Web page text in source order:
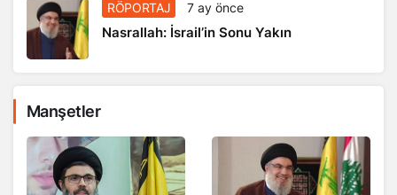
RÖPORTAJ 7 ay önce
Nasrallah: İsrail’in Sonu Yakın
Manşetler